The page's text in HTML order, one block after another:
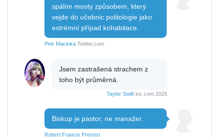
spálím mosty způsobem, který
vejde do učebnic politologie jako
extrémní případ kohabitace.
Petr Macinka Twitter.com
Jsem zastrašená strachem z
toho být průměrná.
Taylor Swift inc.com 2025
Biskup je pastor, ne manažer.
Robert Francis Prevost